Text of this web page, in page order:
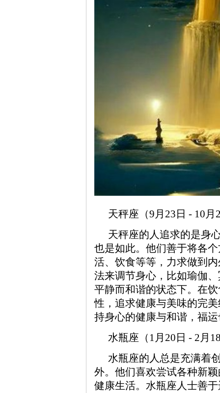
天秤座（9月23日 - 10
天秤座的人追求的是身
也是如此。他们善于将各
活、饮食等等，力求做到
法来调节身心，比如瑜伽
平静而和谐的状态下。在
性，追求健康与美味的完
持身心的健康与和谐，福
水瓶座（1月20日 - 2月
水瓶座的人总是充满着
外。他们喜欢尝试各种新
健康生活。水瓶座人士善